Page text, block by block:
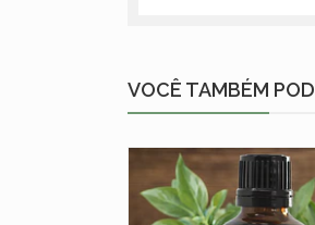
VOCÊ TAMBÉM